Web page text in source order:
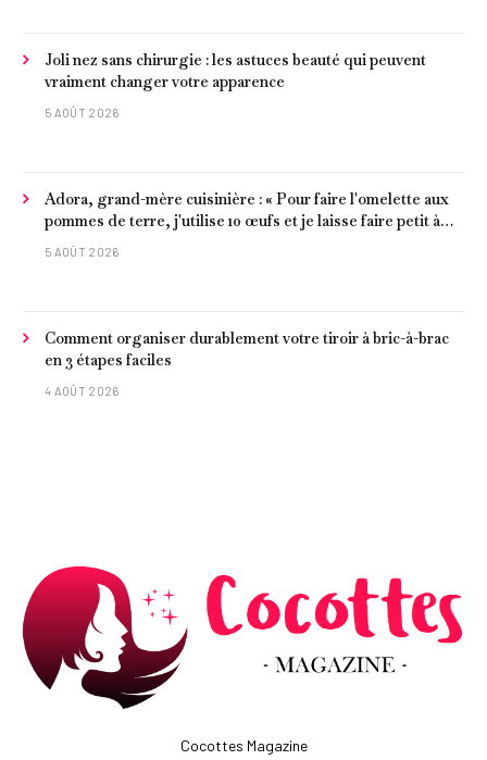
Joli nez sans chirurgie : les astuces beauté qui peuvent
vraiment changer votre apparence
5 AOÛT 2026
Adora, grand-mère cuisinière : « Pour faire l'omelette aux
pommes de terre, j'utilise 10 œufs et je laisse faire petit à
petit »
5 AOÛT 2026
Comment organiser durablement votre tiroir à bric-à-brac
en 3 étapes faciles
4 AOÛT 2026
Cocottes Magazine